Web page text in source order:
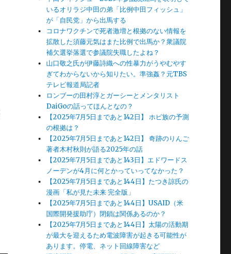
いるオリラジ中田の弟「比例中田フィッシュ」
が「自民党」から出馬する
コロナワクチンで死者激増と根拠のない情報を
拡散した須藤元気はまた比例で出馬か？衆議院
補欠選挙落選で参議院失職したよね？
山口敬之氏が伊藤詩織への性暴力がうやむやす
ぎてわからないから知りたい。準強姦？元TBS
テレビ報道局記者
ロンブーの田村淳とガーシーとメンタリスト
DaiGoの話ってほんとなの？
【2025年7月5日まであと142日】 ホピ族の予測
の根拠は？
【2025年7月5日まであと142日】 奇跡のりんご
著者木村秋則が語る2025年の話
【2025年7月5日まであと143日】エドワードス
ノーデンが4月に何とかっていってなかった？
【2025年7月5日まであと144日】たつき諒氏の
漫画「私が見た未来 完全版」
【2025年7月5日まであと144日】USAID（米
国際開発援助庁）閉鎖は関係あるのか？
【2025年7月5日まであと144日】太陽の活動期
が最大を迎えるため電波障害が起きる可能性が
あります。停電、ネット回線障害など